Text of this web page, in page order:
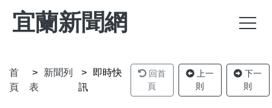
宜蘭新聞網
首
頁
新聞列
表
即時快
訊
回首
頁
上一
則
下一
則